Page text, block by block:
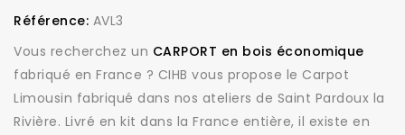
Référence: AVL3
Vous recherchez un CARPORT en bois économique
fabriqué en France ? CIHB vous propose le Carpot
Limousin fabriqué dans nos ateliers de Saint Pardoux la
Rivière. Livré en kit dans la France entière, il existe en